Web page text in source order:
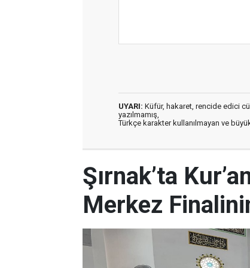
UYARI: Küfür, hakaret, rencide edici
yazılmamış,
Türkçe karakter kullanılmayan ve
Şırnak’ta
Merkez